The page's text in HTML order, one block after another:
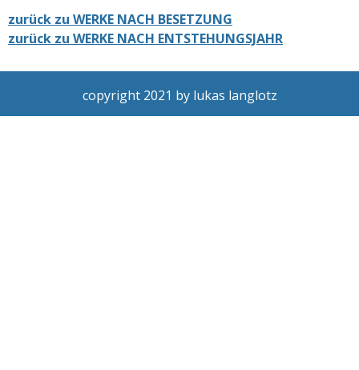
zurück zu WERKE NACH BESETZUNG
zurück zu WERKE NACH ENTSTEHUNGSJAHR
copyright 2021 by lukas langlotz